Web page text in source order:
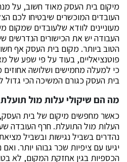
מיקום בית העסק מאוד חשוב, על
העובדים המוכשרים שיבטיחו לכם
מעוניינים לוודא שלעובדים
העבודה יש את הכישורים הנדרשים
הטוב ביותר. מקום בית העסק אף
פוטנציאליים, בעוד על פי שפע של
כי למעלה מחמישים ושלושה אחוזים
בית העסק כגורם המשיכה הכי גדול
מה הם שיקולי עלות מול
כאשר מחפשים מיקום של בית
העלות מול התועלת. חרף העובדה
נהדרים בשביל נגישות ובשביל
יגיעו עם ציפיות שכר גבוהו יותר.
הכספיות בגין אחזקת המקום, לא